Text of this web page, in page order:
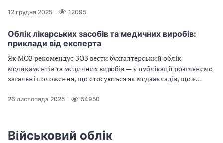
майбутнім, будуєте вже зараз. Тож ідіть сміливо своїм шляхом
12 грудня 2025 12095
Облік лікарських засобів та медичних виробів:
приклади від експерта
Як МОЗ рекомендує ЗОЗ вести бухгалтерський облік
медикаментів та медичних виробів — у публікації розглянемо
загальні положення, що стосуються як медзакладів, що є
КНП
26 листопада 2025 54950
Військовий облік